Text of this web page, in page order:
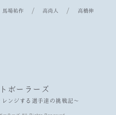
馬場祐作 / 高尚人 / 高橋伸
ボーラーズ
ンジする選手達の挑戦記〜